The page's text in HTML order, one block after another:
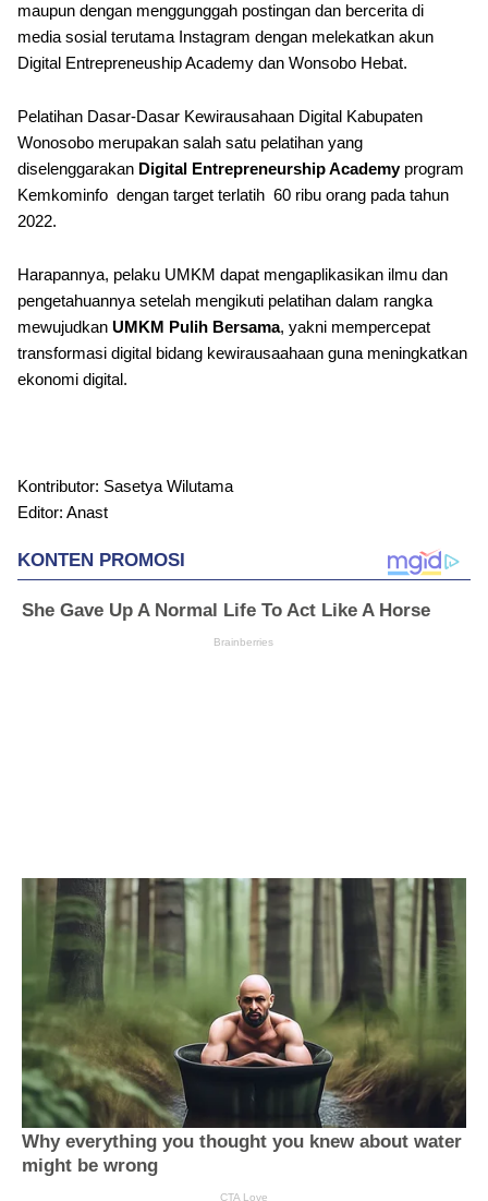
maupun dengan menggunggah postingan dan bercerita di
media sosial terutama Instagram dengan melekatkan akun
Digital Entrepreneuship Academy dan Wonsobo Hebat.
Pelatihan Dasar-Dasar Kewirausahaan Digital Kabupaten
Wonosobo merupakan salah satu pelatihan yang
diselenggarakan Digital Entrepreneurship Academyprogram
Kemkominfo dengan target terlatih 60 ribu orang pada tahun
2022.
Harapannya, pelaku UMKM dapat mengaplikasikan ilmu dan
pengetahuannya setelah mengikuti pelatihan dalam rangka
mewujudkan UMKM Pulih Bersama, yakni mempercepat
transformasi digital bidang kewirausaahaan guna meningkatkan
ekonomi digital.
Kontributor: Sasetya Wilutama
Editor: Anast